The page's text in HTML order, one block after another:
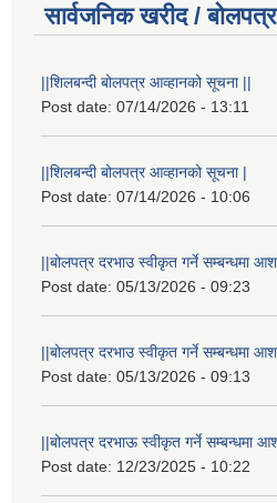
सार्वजनिक खरीद /
||शिलबन्दी बोलपत्र आव्हानको सूचना ||
Post date: 07/14/2026 - 13:11
||शिलबन्दी बोलपत्र आव्हानको सूचना |
Post date: 07/14/2026 - 10:06
||बोलपत्र दरभाउ स्वीकृत गर्ने सम्बन्धमा
Post date: 05/13/2026 - 09:23
||बोलपत्र दरभाउ स्वीकृत गर्ने सम्बन्धमा
Post date: 05/13/2026 - 09:13
||बोलपत्र दरभाऊ स्वीकृत गर्ने सम्बन्धमा
Post date: 12/23/2025 - 10:22